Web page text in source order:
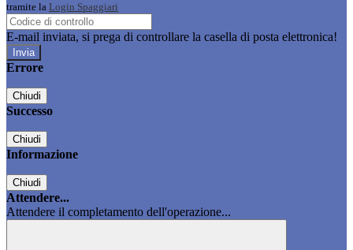
tramite la Login Spaggiari
E-mail inviata, si prega di controllare la casella di posta elettronica!
Errore
Chiudi
Successo
Chiudi
Informazione
Chiudi
Attendere...
Attendere il completamento dell'operazione...